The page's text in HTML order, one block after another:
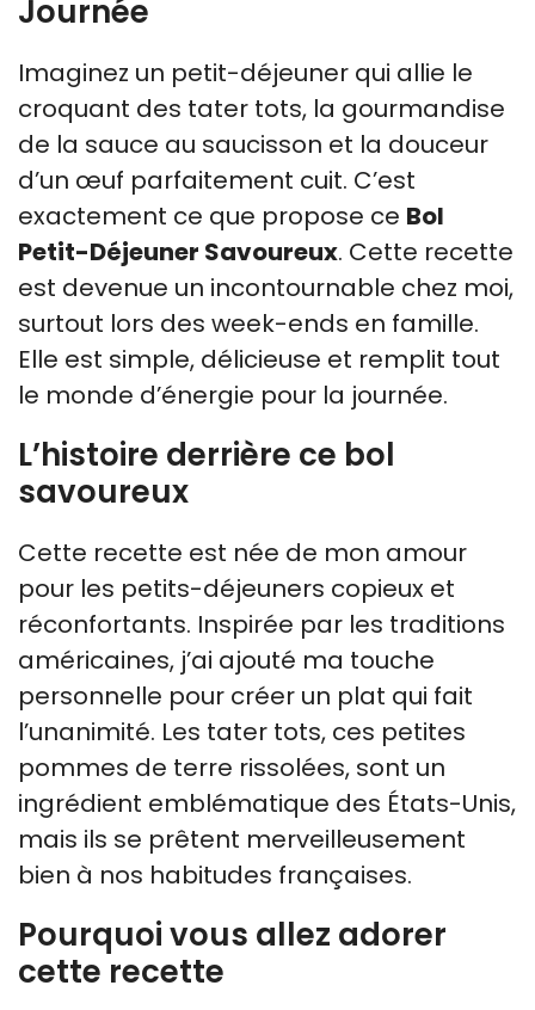
Journée
Imaginez un petit-déjeuner qui allie le
croquant des tater tots, la gourmandise
de la sauce au saucisson et la douceur
d’un œuf parfaitement cuit. C’est
exactement ce que propose ce Bol
Petit-Déjeuner Savoureux. Cette recette
est devenue un incontournable chez moi,
surtout lors des week-ends en famille.
Elle est simple, délicieuse et remplit tout
le monde d’énergie pour la journée.
L’histoire derrière ce bol
savoureux
Cette recette est née de mon amour
pour les petits-déjeuners copieux et
réconfortants. Inspirée par les traditions
américaines, j’ai ajouté ma touche
personnelle pour créer un plat qui fait
l’unanimité. Les tater tots, ces petites
pommes de terre rissolées, sont un
ingrédient emblématique des États-Unis,
mais ils se prêtent merveilleusement
bien à nos habitudes françaises.
Pourquoi vous allez adorer
cette recette